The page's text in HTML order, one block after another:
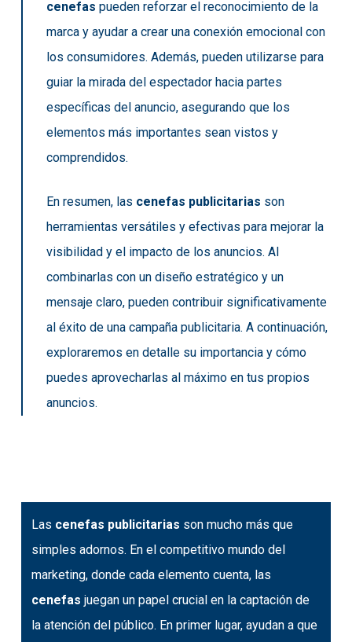
cenefas pueden reforzar el reconocimiento de la
marca y ayudar a crear una conexión emocional con
los consumidores. Además, pueden utilizarse para
guiar la mirada del espectador hacia partes
específicas del anuncio, asegurando que los
elementos más importantes sean vistos y
comprendidos.
En resumen, las cenefas publicitarias son
herramientas versátiles y efectivas para mejorar la
visibilidad y el impacto de los anuncios. Al
combinarlas con un diseño estratégico y un
mensaje claro, pueden contribuir significativamente
al éxito de una campaña publicitaria. A continuación,
exploraremos en detalle su importancia y cómo
puedes aprovecharlas al máximo en tus propios
anuncios.
Las cenefas publicitarias son mucho más que
simples adornos. En el competitivo mundo del
marketing, donde cada elemento cuenta, las
cenefas juegan un papel crucial en la captación de
la atención del público. En primer lugar, ayudan a que